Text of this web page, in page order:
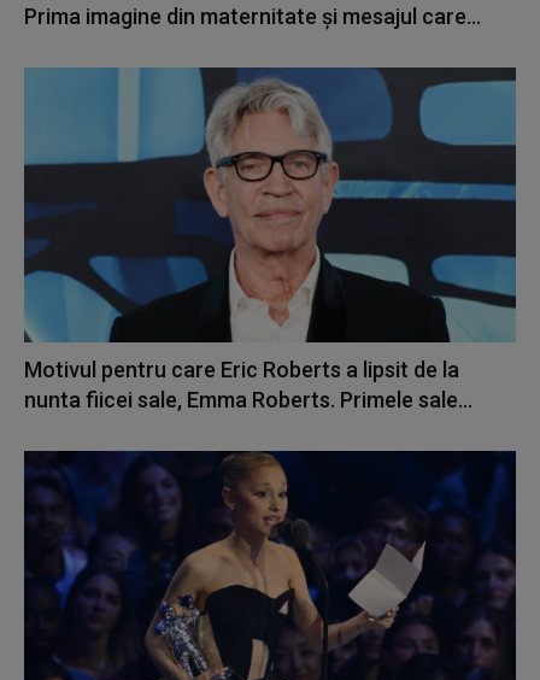
Prima imagine din maternitate și mesajul care...
Motivul pentru care Eric Roberts a lipsit de la
nunta fiicei sale, Emma Roberts. Primele sale...